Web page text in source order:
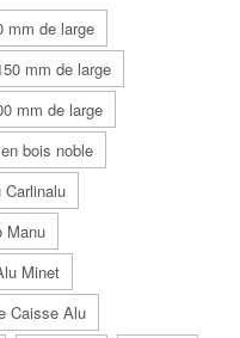
mm de large
mm de large
mm de large
bois noble
Carlinalu
Manu
Minet
Caisse Alu